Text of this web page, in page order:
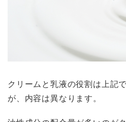
クリームと乳液の役割は上記
が、内容は異なります。